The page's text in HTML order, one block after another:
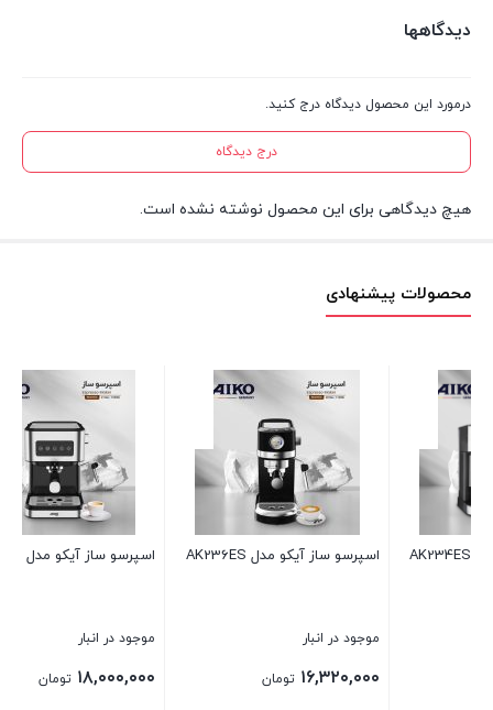
دیدگاهها
درمورد این محصول دیدگاه درج کنید.
درج دیدگاه
هیچ دیدگاهی برای این محصول نوشته نشده است.
محصولات پیشنهادی
اسپرسو ساز آیکو مدل AK236ES
تومان
اسپرسو ساز آیکو مدل AK235ES
تومان